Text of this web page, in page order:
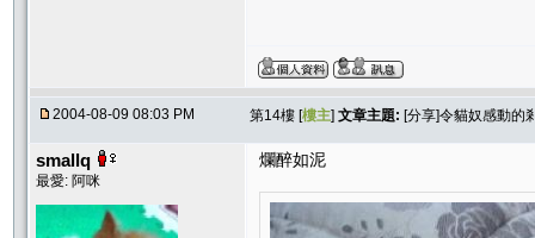
2004-08-09 08:03 PM 第14樓 [樓主] 文章主題: [分享]令貓奴感動的
smallq
最愛: 阿咪
爛醉如泥